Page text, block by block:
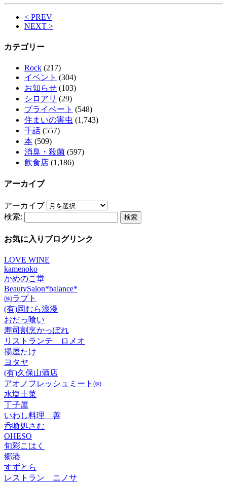
< PREV
NEXT >
カテゴリー
Rock (217)
イベント (304)
お知らせ (103)
シロアリ (29)
プライベート (548)
住まいの害虫 (1,743)
手話 (557)
本 (509)
消臭・殺菌 (597)
飲食店 (1,186)
アーカイブ
アーカイブ
検索:
お気に入りブログリンク
LOVE WINE
kamenoko
かめのこ堂
BeautySalon*balance*
㈱ラプト
(有)岡むら浪漫
おだっ喰い
寿司割烹かっぽれ
リストランテ ロメオ
揚屋たけ
ヨタヤ
(有)久保山酒店
アオノフレッシュミート㈱
水塩土菜
丁子屋
いわし料理 善
呑喰処さむ
OHESO
旬彩こはく
郷港
すずとら
レストラン ニノサ